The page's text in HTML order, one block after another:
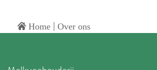
Home Over ons